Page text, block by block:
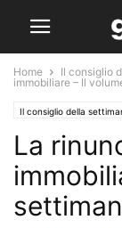
Home Il consiglio
immobiliare – Il
Il consiglio della
La